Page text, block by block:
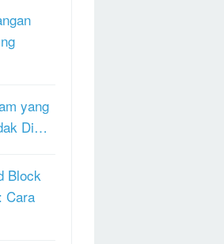
yang
Di…
Block
Cara